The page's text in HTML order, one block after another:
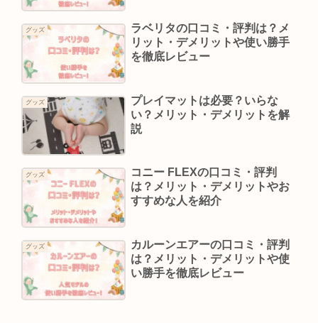
グッズ
ラベリタの口コミ・評判は？メ
リット・デメリットや使い勝手
を徹底レビュー
グッズ
プレイマットは必要？いらな
い？メリット・デメリットを解
説
グッズ
コニー FLEXの口コミ・評判
は？メリット・デメリットやお
すすめな人を紹介
グッズ
カルーンエアーの口コミ・評判
は？メリット・デメリットや使
い勝手を徹底レビュー